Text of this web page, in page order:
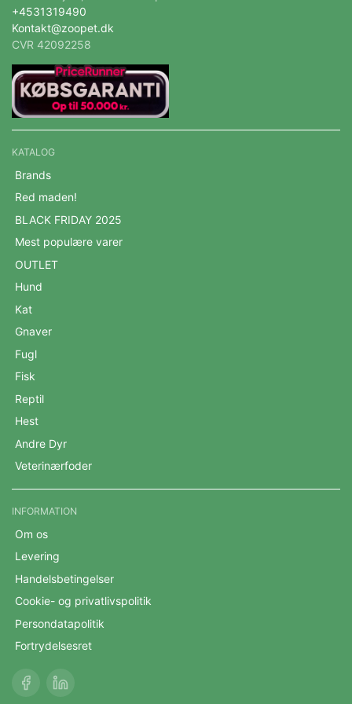
+4531319490
Kontakt@zoopet.dk
CVR 42092258
KATALOG
Brands
Red maden!
BLACK FRIDAY 2025
Mest populære varer
OUTLET
Hund
Kat
Gnaver
Fugl
Fisk
Reptil
Hest
Andre Dyr
Veterinærfoder
INFORMATION
Om os
Levering
Handelsbetingelser
Cookie- og privatlivspolitik
Persondatapolitik
Fortrydelsesret